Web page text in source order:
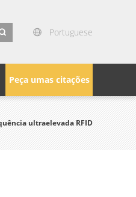
Portuguese
Peça umas citações
ultraelevada RFID